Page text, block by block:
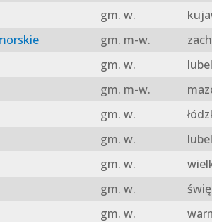
gm. w.
gm. m-w.
gm. w.
gm. m-w.
gm. w.
gm. w.
gm. w.
gm. w.
gm. w.